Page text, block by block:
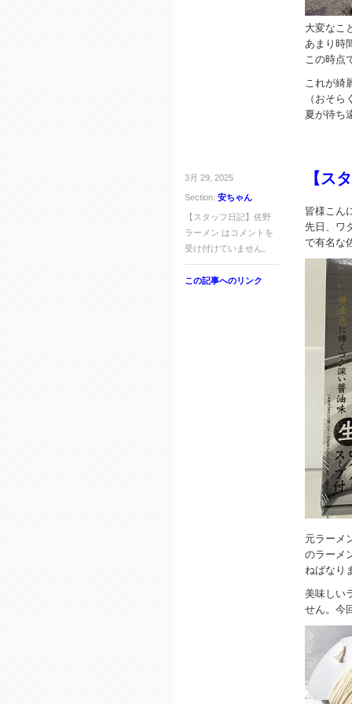
大変なこ
あまり時
この時点
これが綺
（おそ
夏が待ち
3月 29, 2025
Section: 安ちゃん
【スタッフ日記】佐野
ラーメン は コメントを
受け付けていません。
この記事へのリンク
【ス
皆様こん
先日、ワ
で有名な
元ラーメ
のラーメ
ねばなり
美味しい
せん。今